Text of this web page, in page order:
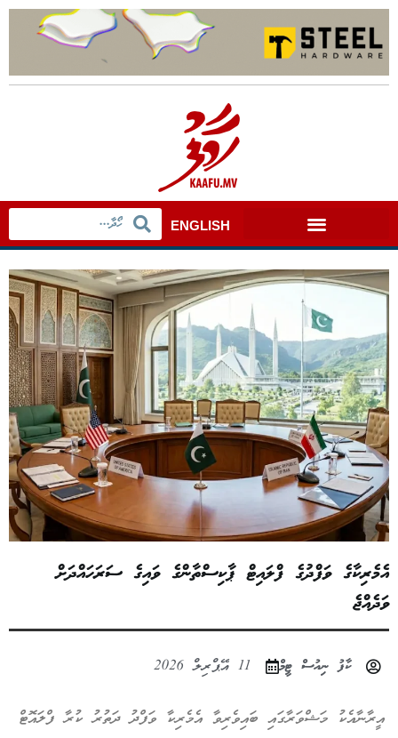
ENGLISH
އެމެރިކާގެ ވަފްދުގެ ފްލައިޓް ޕާކިސްތާންގެ ވައިގެ ސަރަހައްދަށް
ވަދެއްޖެ
ކާފު ނިއުސް ޓީމް 11 އޭޕްރިލް 2026
އީރާނާއެކު މަޝްވަރާގައި ބައިވެރިވާ އެމެރިކާ ވަފްދު ދަތުރު ކުރާ ފްލައޮޓް